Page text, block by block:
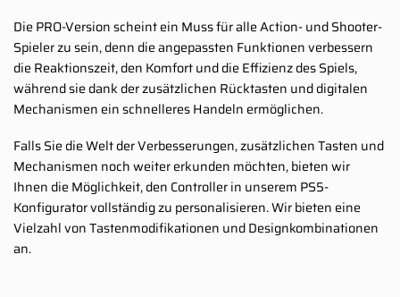
Die PRO-Version scheint ein Muss für alle Action- und Shooter-
Spieler zu sein, denn die angepassten Funktionen verbessern
die Reaktionszeit, den Komfort und die Effizienz des Spiels,
während sie dank der zusätzlichen Rücktasten und digitalen
Mechanismen ein schnelleres Handeln ermöglichen.
Falls Sie die Welt der Verbesserungen, zusätzlichen Tasten und
Mechanismen noch weiter erkunden möchten, bieten wir
Ihnen die Möglichkeit, den Controller in unserem PS5-
Konfigurator vollständig zu personalisieren. Wir bieten eine
Vielzahl von Tastenmodifikationen und Designkombinationen
an.